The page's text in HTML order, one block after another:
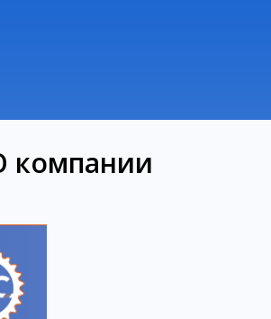
компании